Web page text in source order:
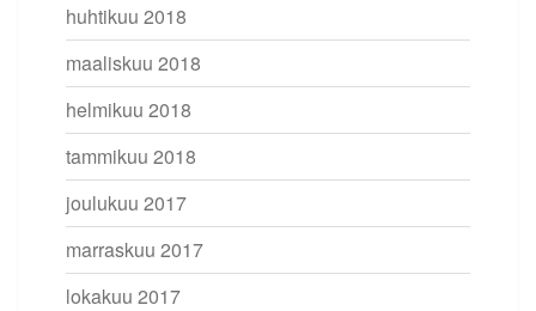
huhtikuu 2018
maaliskuu 2018
helmikuu 2018
tammikuu 2018
joulukuu 2017
marraskuu 2017
lokakuu 2017